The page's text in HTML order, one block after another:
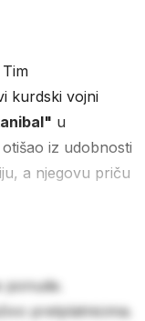
kurdski vojni
u
iz udobnosti
a njegovu priču
ponude.
pretplatnicima.